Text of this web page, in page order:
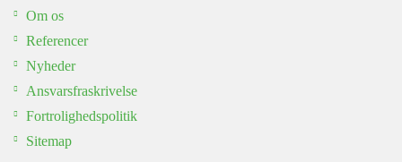
Om os
Referencer
Nyheder
Ansvarsfraskrivelse
Fortrolighedspolitik
Sitemap